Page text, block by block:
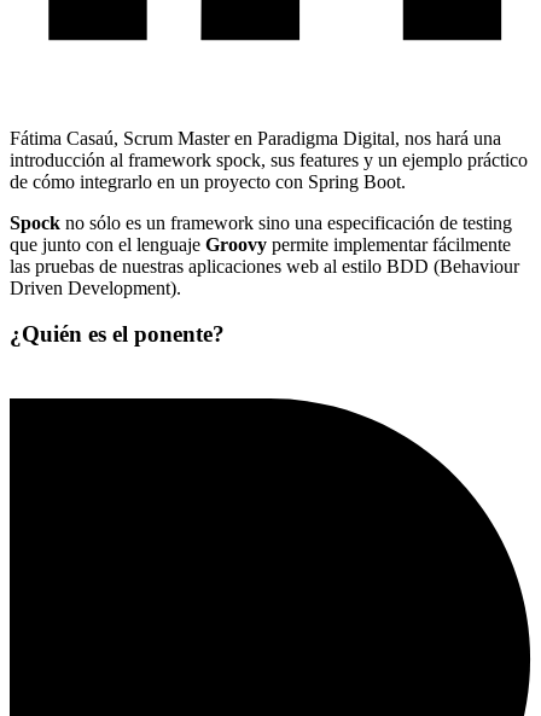
Fátima Casaú, Scrum Master en Paradigma Digital, nos hará una
introducción al framework spock, sus features y un ejemplo práctico
de cómo integrarlo en un proyecto con Spring Boot.
Spock no sólo es un framework sino una especificación de testing
que junto con el lenguaje Groovy permite implementar fácilmente
las pruebas de nuestras aplicaciones web al estilo BDD (Behaviour
Driven Development).
¿Quién es el ponente?